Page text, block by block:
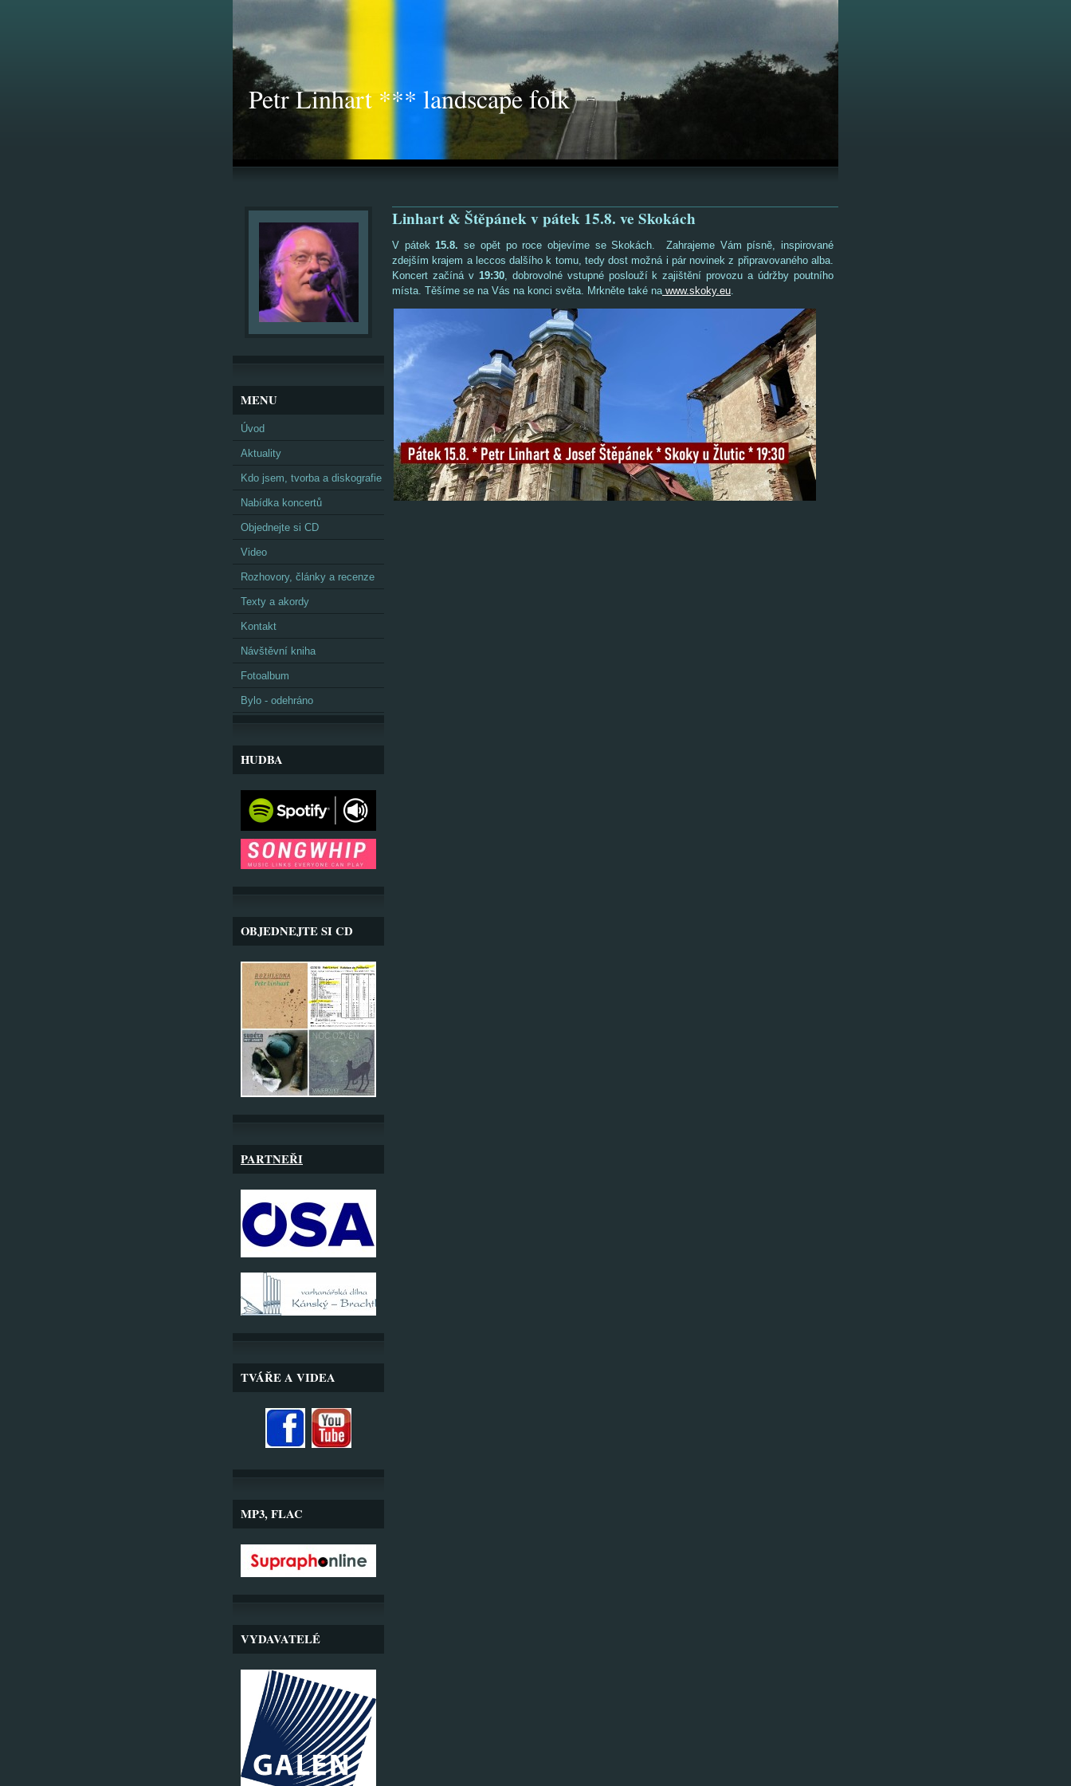
Petr Linhart *** landscape folk
Linhart & Štěpánek v pátek 15.8. ve Skokách
V pátek15.8. se opět po roce objevíme se Skokách. Zahrajeme Vám písně, inspirované
zdejším krajem a leccos dalšího k tomu, tedy dost možná i pár novinek z připravovaného alba.
Koncert začíná v 19:30, dobrovolné vstupné poslouží k zajištění provozu a údržby poutního
místa. Těšíme se na Vás na konci světa. Mrkněte také nawww.skoky.eu.
MENU
Úvod
Aktuality
Kdo jsem, tvorba a diskografie
Nabídka koncertů
Objednejte si CD
Video
Rozhovory, články a recenze
Texty a akordy
Kontakt
Návštěvní kniha
Fotoalbum
Bylo - odehráno
HUDBA
OBJEDNEJTE SI CD
PARTNEŘI
TVÁŘE A VIDEA
MP3, FLAC
VYDAVATELÉ